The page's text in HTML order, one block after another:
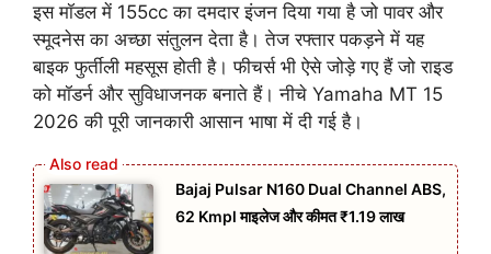
इस मॉडल में 155cc का दमदार इंजन दिया गया है जो पावर और
स्मूदनेस का अच्छा संतुलन देता है। तेज रफ्तार पकड़ने में यह
बाइक फुर्तीली महसूस होती है। फीचर्स भी ऐसे जोड़े गए हैं जो राइड
को मॉडर्न और सुविधाजनक बनाते हैं। नीचे Yamaha MT 15
2026 की पूरी जानकारी आसान भाषा में दी गई है।
Bajaj Pulsar N160 Dual Channel ABS,
62 Kmpl माइलेज और कीमत ₹1.19 लाख